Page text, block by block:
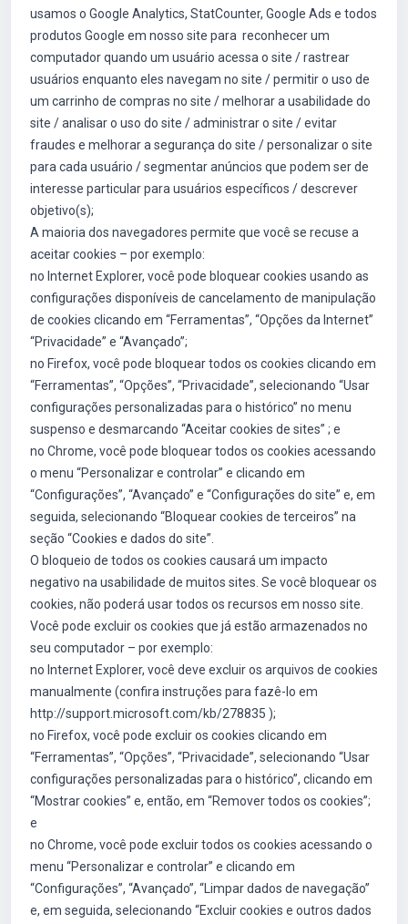
usamos o Google Analytics, StatCounter, Google Ads e todos
produtos Google em nosso site para reconhecer um
computador quando um usuário acessa o site / rastrear
usuários enquanto eles navegam no site / permitir o uso de
um carrinho de compras no site / melhorar a usabilidade do
site / analisar o uso do site / administrar o site / evitar
fraudes e melhorar a segurança do site / personalizar o site
para cada usuário / segmentar anúncios que podem ser de
interesse particular para usuários específicos / descrever
objetivo(s);
A maioria dos navegadores permite que você se recuse a
aceitar cookies – por exemplo:
no Internet Explorer, você pode bloquear cookies usando as
configurações disponíveis de cancelamento de manipulação
de cookies clicando em “Ferramentas”, “Opções da Internet”
“Privacidade” e “Avançado”;
no Firefox, você pode bloquear todos os cookies clicando em
“Ferramentas”, “Opções”, “Privacidade”, selecionando “Usar
configurações personalizadas para o histórico” no menu
suspenso e desmarcando “Aceitar cookies de sites” ; e
no Chrome, você pode bloquear todos os cookies acessando
o menu “Personalizar e controlar” e clicando em
“Configurações”, “Avançado” e “Configurações do site” e, em
seguida, selecionando “Bloquear cookies de terceiros” na
seção “Cookies e dados do site”.
O bloqueio de todos os cookies causará um impacto
negativo na usabilidade de muitos sites. Se você bloquear os
cookies, não poderá usar todos os recursos em nosso site.
Você pode excluir os cookies que já estão armazenados no
seu computador – por exemplo:
no Internet Explorer, você deve excluir os arquivos de cookies
manualmente (confira instruções para fazê-lo em
http://support.microsoft.com/kb/278835 );
no Firefox, você pode excluir os cookies clicando em
“Ferramentas”, “Opções”, “Privacidade”, selecionando “Usar
configurações personalizadas para o histórico”, clicando em
“Mostrar cookies” e, então, em “Remover todos os cookies”;
e
no Chrome, você pode excluir todos os cookies acessando o
menu “Personalizar e controlar” e clicando em
“Configurações”, “Avançado”, “Limpar dados de navegação”
e, em seguida, selecionando “Excluir cookies e outros dados